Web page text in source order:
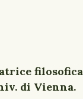
di Vienna.